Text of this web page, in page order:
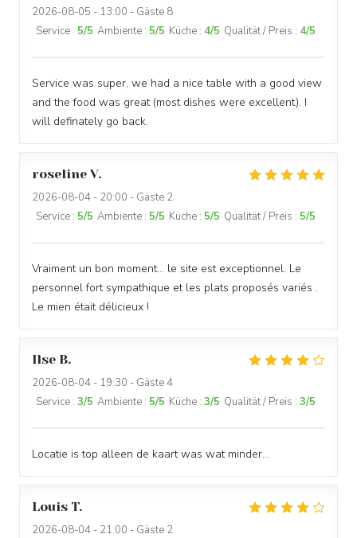
2026-08-05 - 13:00 - Gäste 8
Service : 5/5 Ambiente : 5/5 Küche : 4/5 Qualität / Preis : 4/5
Service was super, we had a nice table with a good view
and the food was great (most dishes were excellent). I
will definately go back.
roseline V
2026-08-04 - 20:00 - Gäste 2
Service : 5/5 Ambiente : 5/5 Küche : 5/5 Qualität / Preis : 5/5
Vraiment un bon moment… le site est exceptionnel. Le
personnel fort sympathique et les plats proposés variés .
Le mien était délicieux !
Ilse B
2026-08-04 - 19:30 - Gäste 4
Service : 3/5 Ambiente : 5/5 Küche : 3/5 Qualität / Preis : 3/5
Locatie is top alleen de kaart was wat minder…
Louis T
2026-08-04 - 21:00 - Gäste 2